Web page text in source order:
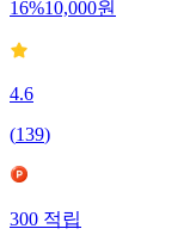
16%10,000원
4.6
(139)
300적립